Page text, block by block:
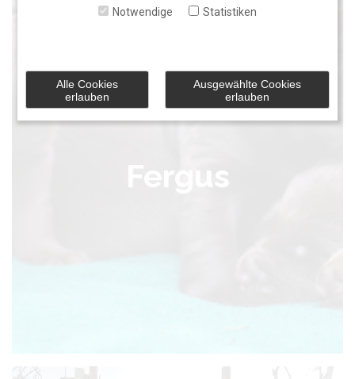
Fergus
Notwendige Statistiken
Alle Cookies
erlauben
Ausgewählte Cookies
erlauben